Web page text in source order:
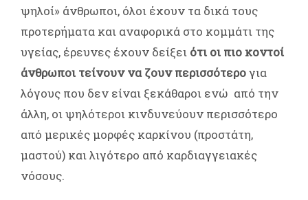
ψηλοί» άνθρωποι, όλοι έχουν τα δικά τους
προτερήματα και αναφορικά στο κομμάτι της
υγείας, έρευνες έχουν δείξει ότι οι πιο κοντοί
άνθρωποι τείνουν να ζουν περισσότερογια
λόγους που δεν είναι ξεκάθαροι ενώ από την
άλλη, οι ψηλότεροι κινδυνεύουν περισσότερο
από μερικές μορφές καρκίνου (προστάτη,
μαστού) και λιγότερο από καρδιαγγειακές
νόσους.